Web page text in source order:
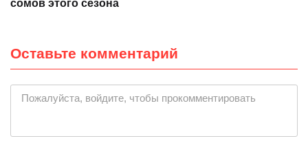
сомов этого сезона
Оставьте комментарий
Пожалуйста, войдите, чтобы прокомментировать